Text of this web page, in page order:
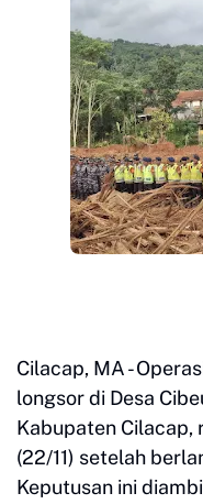
Cilacap, MA -
longsor di Desa
Kabupaten Cilacap,
(22/11) setelah
Keputusan ini